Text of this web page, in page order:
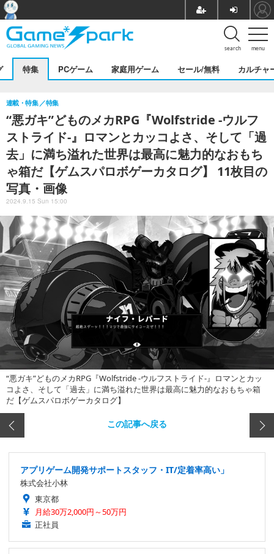
menu
search
特集 PCゲーム 家庭用ゲーム セール/無料 カルチャ
“悪ガキ”どものメカRPG『Wolfstride -ウルフ
ストライド-』ロマンとカッコよさ、そして「過
去」に満ち溢れた世界は最高に魅力的なおもち
ゃ箱だ【ゲムスパロボゲーカタログ】 11枚目の
写真・画像
連載・特集 特集
2024.9.15 Sun 15:00
“悪ガキ”どものメカRPG『Wolfstride -ウルフストライド-』ロマンとカッ
コよさ、そして「過去」に満ち溢れた世界は最高に魅力的なおもちゃ箱
だ【ゲムスパロボゲーカタログ】
この記事へ戻る
アプリゲーム開発サポートスタッフ・IT/定着率高い」
株式会社小林
東京都
月給30万2,000円～50万円
正社員